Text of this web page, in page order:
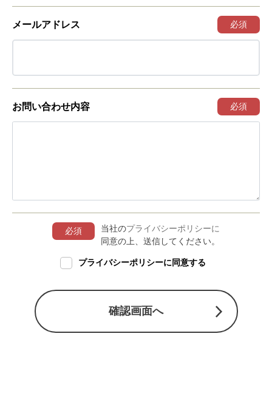
メールアドレス 必須
お問い合わせ内容 必須
必須 当社のプライバシーポリシーに
同意の上、送信してください。
プライバシーポリシーに同意する
確認画面へ